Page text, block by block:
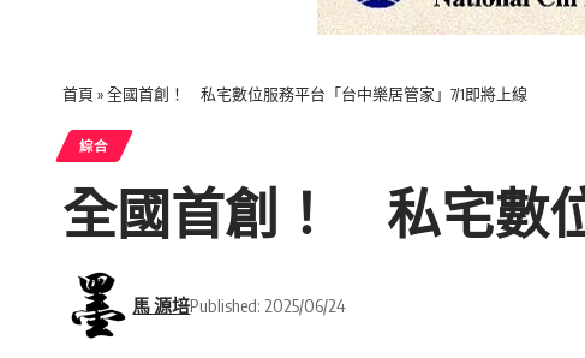
首頁 »全國首創！ 私宅數位服務平台「台中樂居管家」7/1即將上線
綜合
全國首創！ 私宅數
馬 源培Published: 2025/06/24